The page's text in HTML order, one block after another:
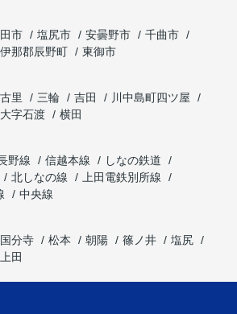
田市 塩尻市 安曇野市
千曲市
伊那郡辰野町
東御市
古里 三輪 吉田
川中島町四ツ屋
大字石渡
横田
野線 信越本線
しなの鉄道
北しなの線
上田電鉄別所線
中央線
分寺 松本 朝陽 篠ノ井
塩尻
上田